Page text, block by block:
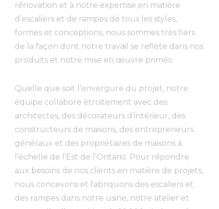
rénovation et à notre expertise en matière
d’escaliers et de rampes de tous les styles,
formes et conceptions, nous sommes très fiers
de la façon dont notre travail se reflète dans nos
produits et notre mise en œuvre primés.
Quelle que soit l’envergure du projet, notre
équipe collabore étroitement avec des
architectes, des décorateurs d’intérieur, des
constructeurs de maisons, des entrepreneurs
généraux et des propriétaires de maisons à
l’échelle de l’Est de l’Ontario. Pour répondre
aux besoins de nos clients en matière de projets,
nous concevons et fabriquons des escaliers et
des rampes dans notre usine, notre atelier et